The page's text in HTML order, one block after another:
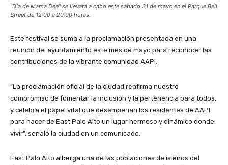
“Día de Mama Dee” se llevará a cabo este sábado 31 de mayo en el Parque Bell
Street de 12:00 a 20:00 horas.
Este festival se suma a la proclamación presentada en una
reunión del ayuntamiento este mes de mayo para reconocer las
contribuciones de la vibrante comunidad AAPI.
“La proclamación oficial de la ciudad reafirma nuestro
compromiso de fomentar la inclusión y la pertenencia para todos,
y celebra el papel vital que desempeñan los residentes de AAPI
para hacer de East Palo Alto un lugar hermoso y dinámico donde
vivir”, señaló la ciudad en un comunicado.
East Palo Alto alberga una de las poblaciones de isleños del